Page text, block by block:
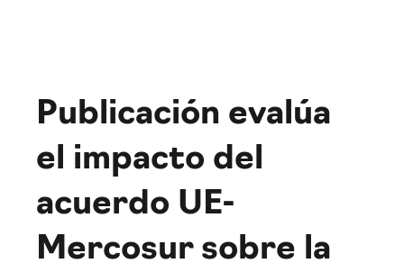
Publicación evalúa
el impacto del
acuerdo UE-
Mercosur sobre la